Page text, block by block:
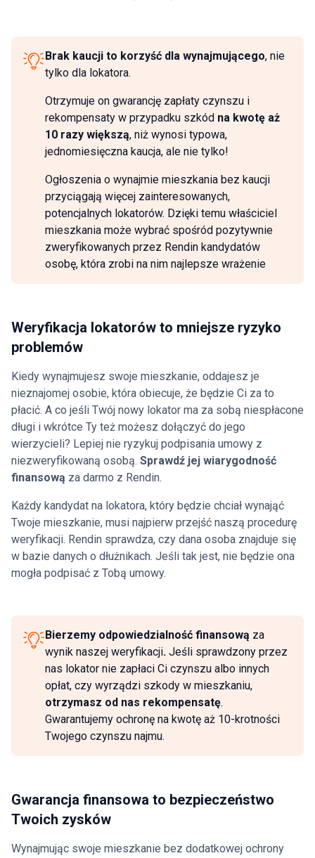
Brak kaucji to korzyść dla wynajmującego, nie
tylko dla lokatora.
Otrzymuje on gwarancję zapłaty czynszu i
rekompensaty w przypadku szkód na kwotę aż
10 razy większą, niż wynosi typowa,
jednomiesięczna kaucja, ale nie tylko!
Ogłoszenia o wynajmie mieszkania bez kaucji
przyciągają więcej zainteresowanych,
potencjalnych lokatorów. Dzięki temu właściciel
mieszkania może wybrać spośród pozytywnie
zweryfikowanych przez Rendin kandydatów
osobę, która zrobi na nim najlepsze wrażenie
Weryfikacja lokatorów to mniejsze ryzyko
problemów
Kiedy wynajmujesz swoje mieszkanie, oddajesz je
nieznajomej osobie, która obiecuje, że będzie Ci za to
płacić. A co jeśli Twój nowy lokator ma za sobą niespłacone
długi i wkrótce Ty też możesz dołączyć do jego
wierzycieli? Lepiej nie ryzykuj podpisania umowy z
niezweryfikowaną osobą. Sprawdź jej wiarygodność
finansową za darmo z Rendin.
Każdy kandydat na lokatora, który będzie chciał wynająć
Twoje mieszkanie, musi najpierw przejść naszą procedurę
weryfikacji. Rendin sprawdza, czy dana osoba znajduje się
w bazie danych o dłużnikach. Jeśli tak jest, nie będzie ona
mogła podpisać z Tobą umowy.
Bierzemy odpowiedzialność finansową za
wynik naszej weryfikacji. Jeśli sprawdzony przez
nas lokator nie zapłaci Ci czynszu albo innych
opłat, czy wyrządzi szkody w mieszkaniu,
otrzymasz od nas rekompensatę.
Gwarantujemy ochronę na kwotę aż 10-krotności
Twojego czynszu najmu.
Gwarancja finansowa to bezpieczeństwo
Twoich zysków
Wynajmując swoje mieszkanie bez dodatkowej ochrony